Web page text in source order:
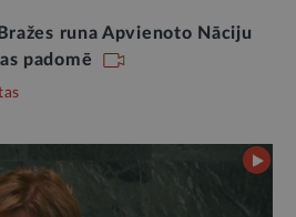
runa Apvienoto Nāciju
padomē